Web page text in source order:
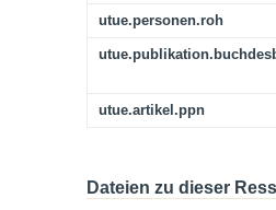
utue.personen.roh
utue.artikel.ppn
Dateien zu dieser